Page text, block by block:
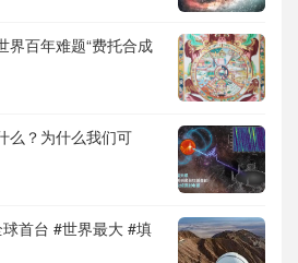
界百年难题“费托合成
么？为什么我们可
首台 #世界最大 #填